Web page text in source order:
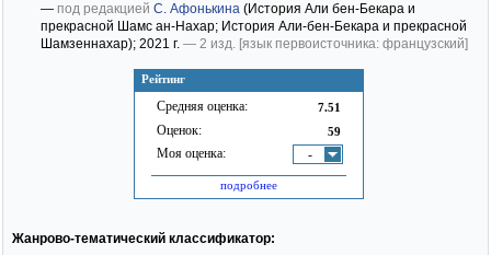
Рейтинг
Средняя оценка: 7.51
Оценок: 59
Моя оценка: -
подробнее
— под редакцией С. Афонькина (История Али бен-Бекара и
прекрасной Шамс ан-Нахар; История Али-бен-Бекара и прекрасной
Шамзеннахар); 2021 г. — 2 изд. [язык первоисточника: французский]
Жанрово-тематический классификатор: